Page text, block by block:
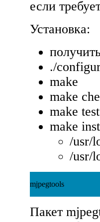
если
Установка:
./
make
make
make test
make
/usr/
/usr/
mjpegtools
Пакет